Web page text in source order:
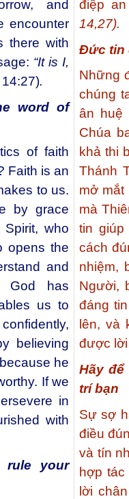
and
encounter
there with
“It is I,
.
word of
of faith
Faith is an
to us.
by grace
who
opens the
and
God has
us to
believing
he
If we
in
with
rule your
điệp
14,27).
Đức tin
Những
chúng
ân huệ
Chúa
khả thi
Thánh
mở mắt
mà
tin
cách
nhiệm,
Người,
đáng
lên, và
được
Hãy
trí bạn
Sự sợ
điều
và tín
hợp
lời